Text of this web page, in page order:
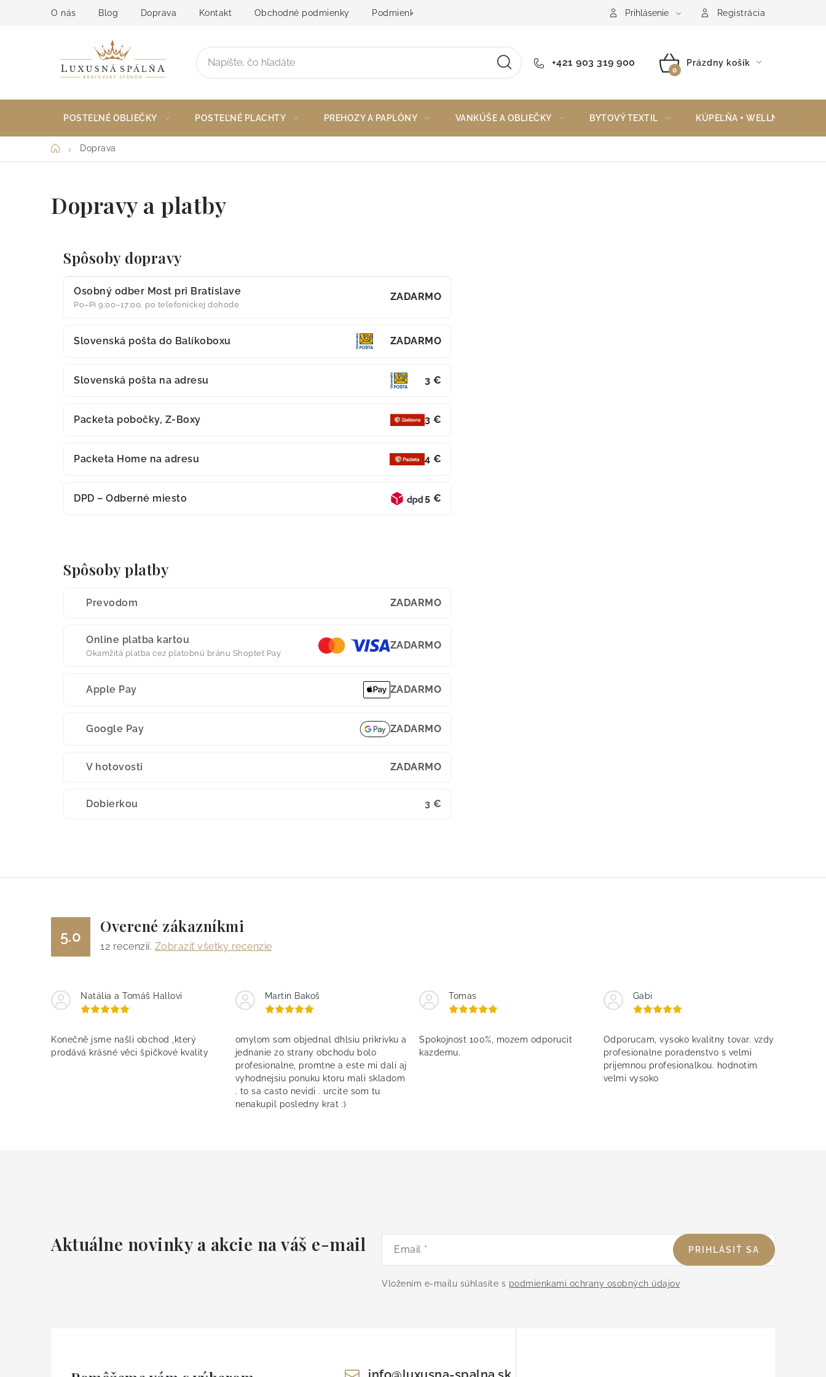
O nás Blog Doprava Kontakt Obchodné podmienky Podmienky ochrany osobných údajov Reklamačný poriadok Vrátenie tovaru
Prihlásenie Registrácia
+421 903 319 900
NÁKUPNÝ
Prázdny košík
POSTEĽNÉ OBLIEČKY POSTEĽNÉ PLACHTY PREHOZY A PAPLÓNY VANKÚŠE A OBLIEČKY BYTOVÝ TEXTIL KÚPEĽŇA + WELLNESS
DomovDoprava
Dopravy a platby
Spôsoby dopravy
Osobný odber Most pri Bratislave
Po–Pi 9:00–17:00, po telefonickej dohode
ZADARMO
Slovenská pošta do Balíkoboxu ZADARMO
Slovenská pošta na adresu 3 €
Packeta pobočky, Z-Boxy 3 €
Packeta Home na adresu 4 €
DPD – Odberné miesto 5 €
Spôsoby platby
Prevodom ZADARMO
Online platba kartou
Okamžitá platba cez platobnú bránu Shoptet Pay
ZADARMO
Apple Pay ZADARMO
Google Pay ZADARMO
V hotovosti ZADARMO
Dobierkou 3 €
5.0
Overené zákazníkmi
12 recenzií. Zobraziť všetky recenzie
Natália a Tomáš Hallovi
Konečně jsme našli obchod ,který
prodává krásné věci špičkové kvality
Martin Bakoš
omylom som objednal dhlsiu prikrivku a
jednanie zo strany obchodu bolo
profesionalne, promtne a este mi dali aj
vyhodnejsiu ponuku ktoru mali skladom
. to sa casto nevidi . urcite som tu
nenakupil posledny krat :)
Tomas
Spokojnost 100%, mozem odporucit
kazdemu.
Gabi
Odporucam, vysoko kvalitny tovar. vzdy
profesionalne poradenstvo s velmi
prijemnou profesionalkou. hodnotim
velmi vysoko
Aktuálne novinky a akcie na váš e-mail Email
Vložením e-mailu súhlasíte s podmienkami ochrany osobných údajov
PRIHLÁSIŤ SA